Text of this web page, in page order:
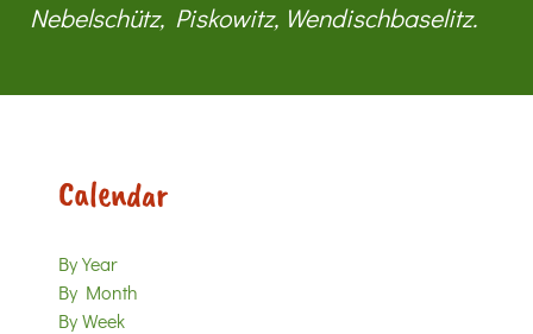
Nebelschütz, Piskowitz, Wendischbaselitz.
Calendar
By Year
By Month
By Week